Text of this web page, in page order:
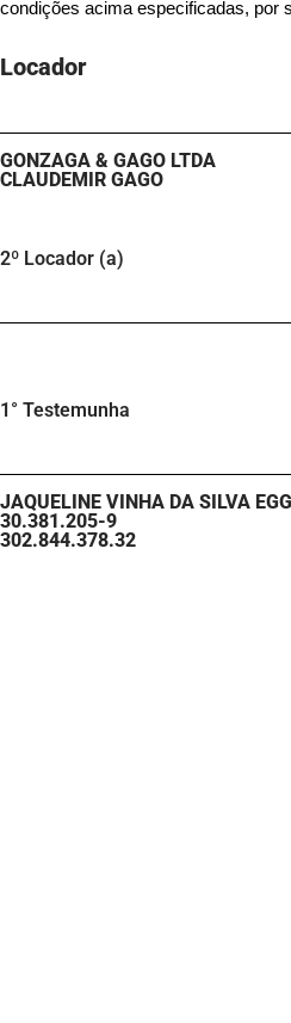
condições acima especificadas, por
Locador
GONZAGA & GAGO LTDA
CLAUDEMIR GAGO
2º Locador (a)
1° Testemunha
JAQUELINE VINHA DA SILVA
30.381.205-9
302.844.378.32